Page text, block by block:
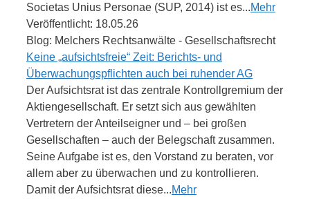
Societas Unius Personae (SUP, 2014) ist es...Mehr
Veröffentlicht: 18.05.26
Blog: Melchers Rechtsanwälte - Gesellschaftsrecht
Keine „aufsichtsfreie“ Zeit: Berichts- und
Überwachungspflichten auch bei ruhender AG
Der Aufsichtsrat ist das zentrale Kontrollgremium der
Aktiengesellschaft. Er setzt sich aus gewählten
Vertretern der Anteilseigner und – bei großen
Gesellschaften – auch der Belegschaft zusammen.
Seine Aufgabe ist es, den Vorstand zu beraten, vor
allem aber zu überwachen und zu kontrollieren.
Damit der Aufsichtsrat diese...Mehr